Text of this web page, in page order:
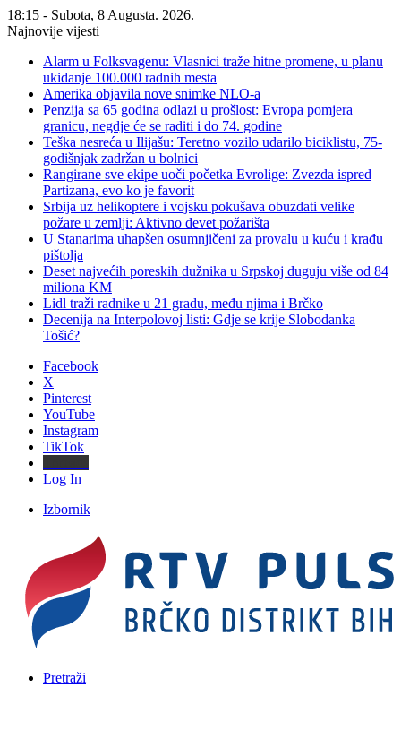
18:15 - Subota, 8 Augusta. 2026.
Najnovije vijesti
Alarm u Folksvagenu: Vlasnici traže hitne promene, u planu
ukidanje 100.000 radnih mesta
Amerika objavila nove snimke NLO-a
Penzija sa 65 godina odlazi u prošlost: Evropa pomjera
granicu, negdje će se raditi i do 74. godine
Teška nesreća u Ilijašu: Teretno vozilo udarilo biciklistu, 75-
godišnjak zadržan u bolnici
Rangirane sve ekipe uoči početka Evrolige: Zvezda ispred
Partizana, evo ko je favorit
Srbija uz helikoptere i vojsku pokušava obuzdati velike
požare u zemlji: Aktivno devet požarišta
U Stanarima uhapšen osumnjičeni za provalu u kuću i krađu
pištolja
Deset najvećih poreskih dužnika u Srpskoj duguju više od 84
miliona KM
Lidl traži radnike u 21 gradu, među njima i Brčko
Decenija na Interpolovoj listi: Gdje se krije Slobodanka
Tošić?
Facebook
X
Pinterest
YouTube
Instagram
TikTok
Log In
Izbornik
Pretraži